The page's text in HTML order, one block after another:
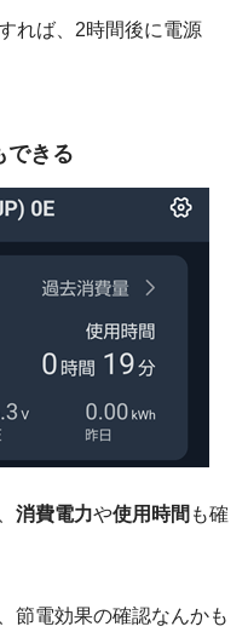
れば、2時間後に電源
できる
消費電力や使用時間 も確
節電効果の確認なんかも